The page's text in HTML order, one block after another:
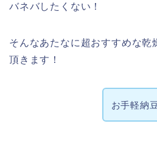
バネバしたくない！
そんなあたなに超おすすめな乾
頂きます！
お手軽納